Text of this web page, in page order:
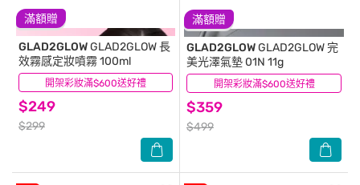
滿額贈
開架彩妝滿$600送好禮
GLAD2GLOWGLAD2GLOW 長
效霧感定妝噴霧 100ml
$249
$299
(3)
滿額贈
開架彩妝滿$600送好禮
GLAD2GLOWGLAD2GLOW 完
美光澤氣墊 01N 11g
$359
$499
(1)